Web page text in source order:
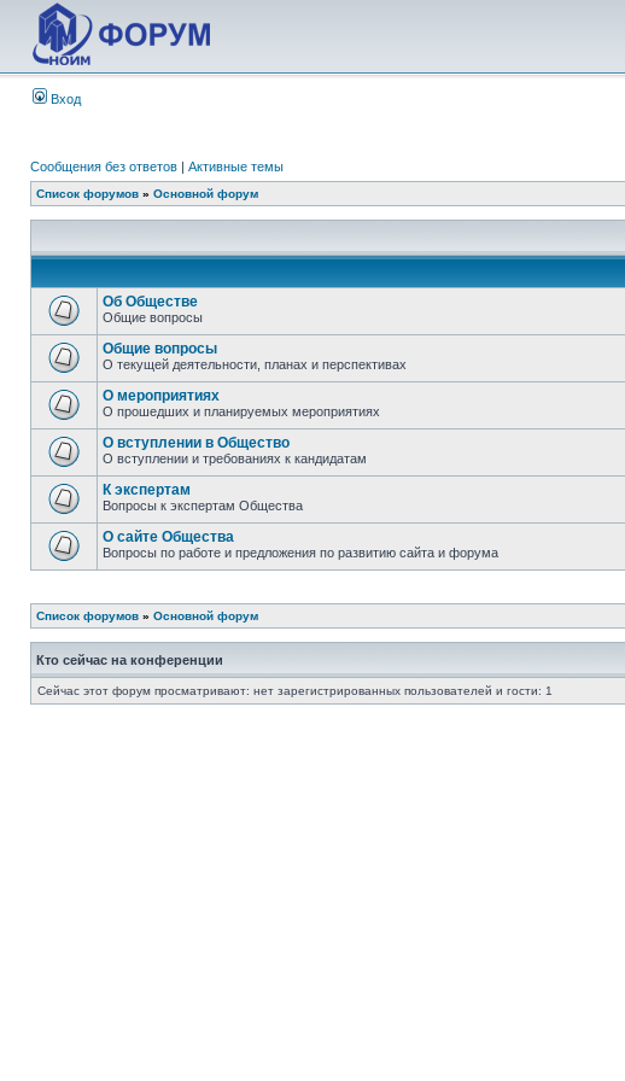
Вход
Сообщения без ответов | Активные темы
Список форумов » Основной форум
Об Обществе
Общие вопросы
Общие вопросы
О текущей деятельности, планах и перспективах
О мероприятиях
О прошедших и планируемых мероприятиях
О вступлении в Общество
О вступлении и требованиях к кандидатам
К экспертам
Вопросы к экспертам Общества
О сайте Общества
Вопросы по работе и предложения по развитию сайта и форума
Список форумов » Основной форум
Кто сейчас на конференции
Сейчас этот форум просматривают: нет зарегистрированных пользователей и гости: 1